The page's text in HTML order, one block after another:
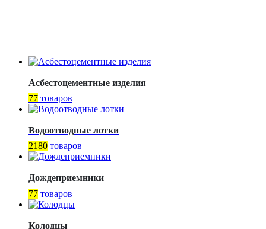
Асбестоцементные изделия
77 товаров
Водоотводные лотки
2180 товаров
Дождеприемники
77 товаров
Колодцы